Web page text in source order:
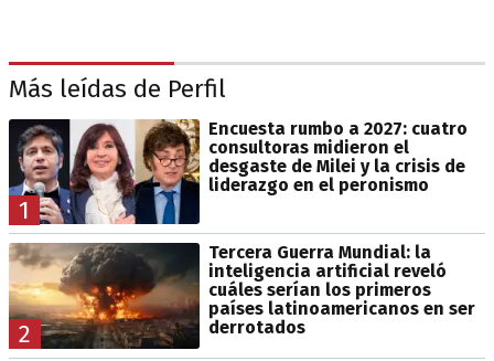
Más leídas de Perfil
1
Encuesta rumbo a 2027: cuatro
consultoras midieron el
desgaste de Milei y la crisis de
liderazgo en el peronismo
2
Tercera Guerra Mundial: la
inteligencia artificial reveló
cuáles serían los primeros
países latinoamericanos en ser
derrotados